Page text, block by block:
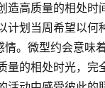
造高质量的相处
计划当周希望以
情。微型约会意
的相处时光，完